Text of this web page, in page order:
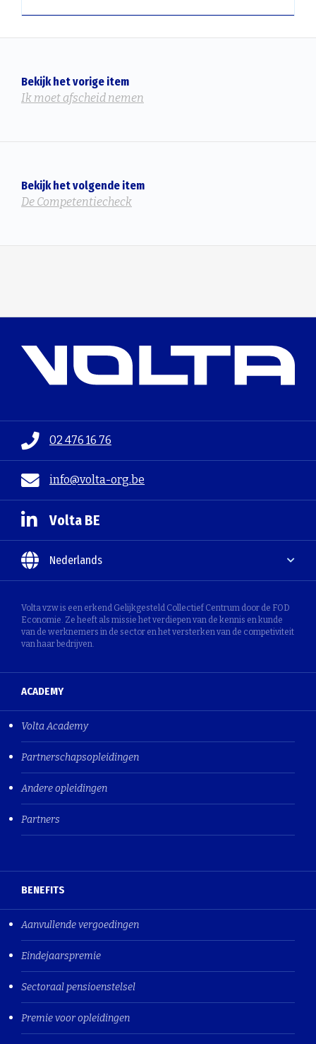
Bekijk het vorige item
Ik moet afscheid nemen
Bekijk het volgende item
De Competentiecheck
02 476 16 76
info@volta-org.be
Volta vzw is een erkend Gelijkgesteld Collectief Centrum door de FOD
Economie. Ze heeft als missie het verdiepen van de kennis en kunde
van de werknemers in de sector en het versterken van de competiviteit
van haar bedrijven.
Volta BE
Nederlands
ACADEMY
Volta Academy
Partnerschapsopleidingen
Andere opleidingen
Partners
BENEFITS
Aanvullende vergoedingen
Eindejaarspremie
Sectoraal pensioenstelsel
Premie voor opleidingen